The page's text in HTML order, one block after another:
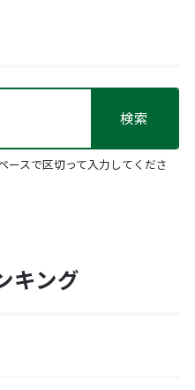
ースで区切って入力してくださ
キング